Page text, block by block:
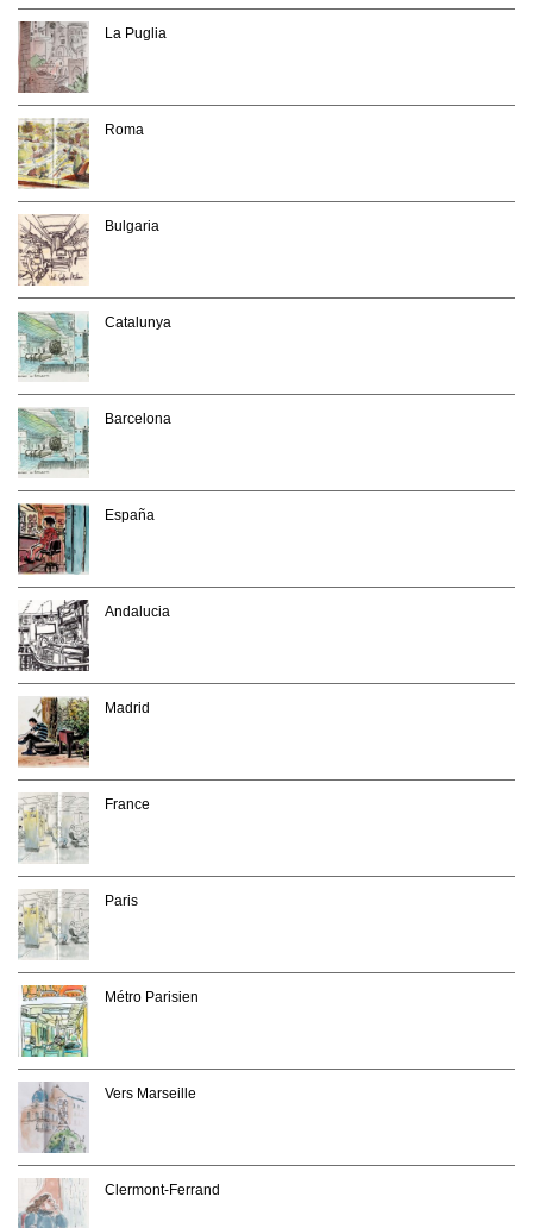
La Puglia
Roma
Bulgaria
Catalunya
Barcelona
España
Andalucia
Madrid
France
Paris
Métro Parisien
Vers Marseille
Clermont-Ferrand